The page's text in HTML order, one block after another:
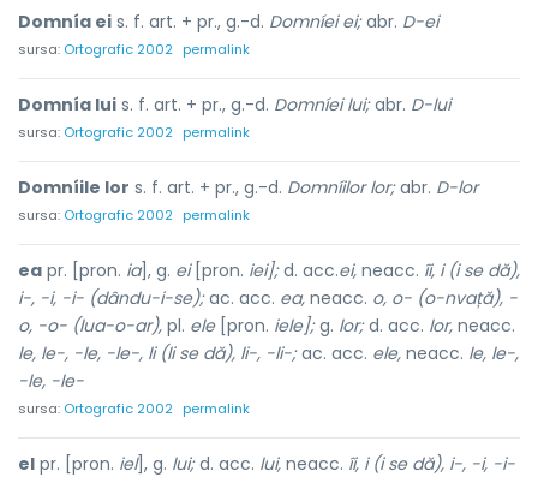
Domnía ei s. f. art. + pr., g.-d. Domníei ei;abr. D-ei
sursa: Ortografic 2002 permalink
Domnía lui s. f. art. + pr., g.-d. Domníei lui;abr. D-lui
sursa: Ortografic 2002 permalink
Domníile lor s. f. art. + pr., g.-d. Domníilor lor;abr. D-lor
sursa: Ortografic 2002 permalink
ea pr. [pron. ia], g. ei[pron. iei];d. acc.ei, neacc. îi, i (i se dă),
i-, -i, -i- (dându-i-se);ac. acc. ea, neacc. o, o- (o-nvață), -
o, -o- (lua-o-ar), pl. ele[pron. iele];g. lor;d. acc. lor, neacc.
le, le-, -le, -le-, li (li se dă), li-, -li-;ac. acc. ele, neacc. le, le-,
-le, -le-
sursa: Ortografic 2002 permalink
el pr. [pron. iel], g. lui;d. acc. lui, neacc. îi, i (i se dă), i-, -i, -i-